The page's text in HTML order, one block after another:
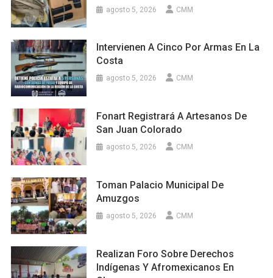
agosto 5, 2026 CMM
Intervienen A Cinco Por Armas En La
Costa
agosto 5, 2026 CMM
Fonart Registrará A Artesanos De
San Juan Colorado
agosto 5, 2026 CMM
Toman Palacio Municipal De
Amuzgos
agosto 5, 2026 CMM
Realizan Foro Sobre Derechos
Indígenas Y Afromexicanos En